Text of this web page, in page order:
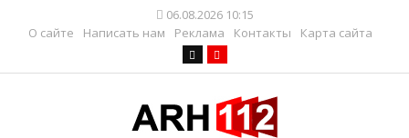
06.08.2026 10:15
О сайте
Написать нам Реклама Контакты Карта сайта